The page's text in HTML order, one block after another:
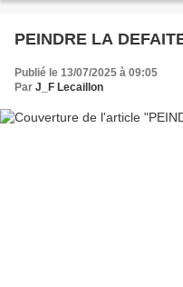
PEINDRE LA
Publié le 13/07/2025 à 09:05
Par J_F Lecaillon